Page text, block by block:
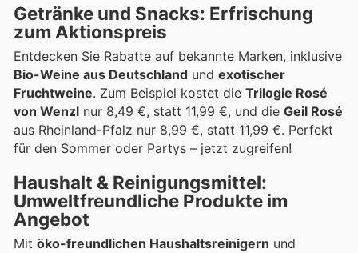
Getränke und Snacks: Erfrischung
zum Aktionspreis
Entdecken Sie Rabatte auf bekannte Marken, inklusive
Bio-Weine aus Deutschland und exotischer
Fruchtweine. Zum Beispiel kostet die Trilogie Rosé
von Wenzl nur 8,49 €, statt 11,99 €, und die Geil Rosé
aus Rheinland-Pfalz nur 8,99 €, statt 11,99 €. Perfekt
für den Sommer oder Partys – jetzt zugreifen!
Haushalt & Reinigungsmittel:
Umweltfreundliche Produkte im
Angebot
Mit öko-freundlichen Haushaltsreinigern und